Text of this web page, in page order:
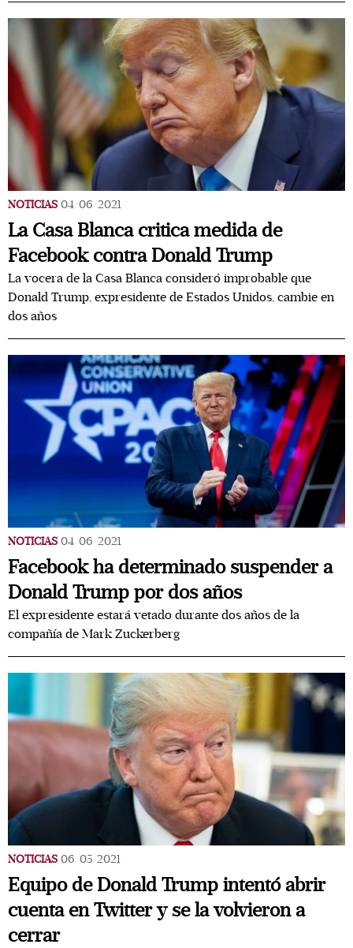
NOTICIAS 04/06/2021
La Casa Blanca critica medida de
Facebook contra Donald Trump
La vocera de la Casa Blanca consideró improbable que
Donald Trump, expresidente de Estados Unidos, cambie en
dos años
NOTICIAS 04/06/2021
Facebook ha determinado suspender a
Donald Trump por dos años
El expresidente estará vetado durante dos años de la
compañía de Mark Zuckerberg
NOTICIAS 06/05/2021
Equipo de Donald Trump intentó abrir
cuenta en Twitter y se la volvieron a
cerrar